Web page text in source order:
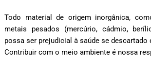
Todo material de origem inorgânica,
metais pesados (mercúrio, cádmio,
possa ser prejudicial à saúde se descartado
Contribuir com o meio ambiente é nossa